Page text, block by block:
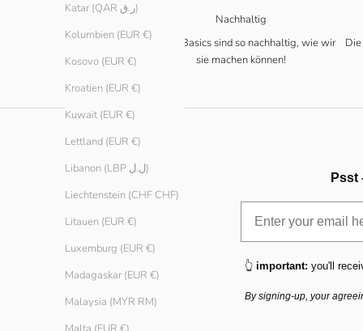
Katar (QAR ر.ق)
Kolumbien (EUR €)
Kosovo (EUR €)
Kroatien (EUR €)
Kuwait (EUR €)
Lettland (EUR €)
Libanon (LBP ل.ل)
Liechtenstein (CHF CHF)
Litauen (EUR €)
Luxemburg (EUR €)
Madagaskar (EUR €)
Malaysia (MYR RM)
Nachhaltig
Unsere Basics sind so nachhaltig, wie wir
sie machen können!
Psst
👆 important: you'll
By signing-up, your